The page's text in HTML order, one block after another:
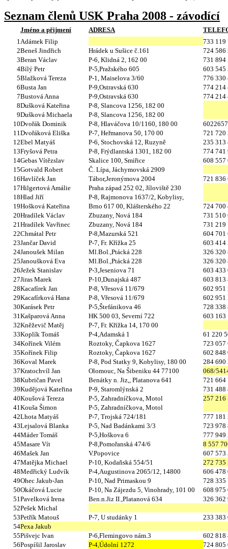
Seznam členů USK Praha 2008 - závodící
Jméno a přijmení ADRESA
1 Adámek Filip
733 119
2Beneš Jindřich Hrádek u Sušice č.161
724 586
3Beran Václav P-6, Klidná 2, 162 00
731 894
4Bílý Petr P-5,Pražského 605
603 545
5Blažková Tereza P-1, Maiselova 3/60
776 330
6Busta Jan P-9,Ostravská 630
774 214
7Bustová Anna P-9,Ostravská 630
774 214
8Dušková Kateřina
P-8, Slancova 1256, 182 00
9Dušková Michaela
P-8, Slancova 1256, 182 00
10Dvořák Dominik P-8, Hlaváčova 10/1160, 180 00
11 Dvořáková Eliška P-7, Heřmanova 50, 170 00
721 720
12Ebel Matyáš P-6, Stochovská 12, Ruzyně
235 313
13Fryšová Petra P-8, Frýdlantská 1301, 182 00
774 741
14Gebas Vítězslav Skalice 100, Smiřice
608 557
15Gotvald Robert
Č. Lípa, Jáchymovská 2909
16Havlíček Jan Tábor,Jeronýmova 2004
721 836
17Hilgertová Amálie
Praha západ 252 02, Jíloviště 230
18Hlad Jiří
P-8, Rajmonova 1637/2, Kobylisy,
19Hošková Kateřina Brno 617 00, Klášterského 22
724 700
20Hradílek Václav Zbuzany, Nová 184
731 510
21 Hradílek Vavřinec Zbuzany, Nová 184
731 219
22Chmátal Petr P-8,Mazurská 521
604 701
23Jančar David P-7, Fr. Křížka 25
603 414
24Janoušek Milan Ml.Bol.,Ptácká 228
326 320
25Janoušková Eva Ml.Bol.,Ptácká 228
326 320
26Ježek Stanislav P-3,Jeseniova 71
603 433
27Jiras Marek P-10,Dunajská 487
603 813
28Kacafírek Jan P-8, Vřesová 11/679
602 951
29Kacafírková Hana P-8, Vřesová 11/679
602 951
30Karásek Petr P-5,Štefánikova 46
728 338
31 Kašparová Anna HK 500 03, Severní 722
603 163
32Kněževič Matěj
P-7, Fr. Křížka 14, 170 00
33Koplík Tomáš P-4,Adamská 1
61 220
34Kořínek Vilém Roztoky, Čapkova 1627
723 057
35Kořínek Filip Roztoky, Čapkova 1627
602 848
36Koval Marek P-8, Pod Statky 9, Kobylisy, 180 00
284 690
37Kratochvíl Jan Olomouc, Na Šibeniku 44 77100
068/
38Kubričan Pavel Benátky n. Jiz,, Platanova 641
721 664
39Kudějová Kateřina P-9, Staromlýnská 2
731 488
40Koušová Tereza P-5, Zahradníčkova, Motol
257 216
41 Kouša Šimon
P-5, Zahradníčkova, Motol
42Lhota Matyáš P-7, Trojská 724/181
777 181
43Lejsalová Blanka P-5, Nad Badánkami 3/3
723 978
44Máder Tomáš P-5,Hoškova 6
777 949
45Masare Vít P-8,Pomořanská 474/6
8 557
46Mašek Jan V.Popovice
607 573
47Matějka Michael P-10, Kodaňská 554/51
272 735
48Medřický Ludvík P-4,Augustinova 2065/12, 14800
606 478
49Ohec Jakub-Jan P-10, Nad Primaskou 9
728 335
50Okáčová Lucie P-10, Na Zájezdu 5, Vinohrady, 101 00
608 975
51 Pavelková Irena Ben.n.Jiz II.,Platanová 634
326 362
52Pešek Michal
53Petřík Matouš P-7, U studánky 1
233 383
54Pexa Jakub
55Pišvejc Ivan P-6,Flemingovo nám.3
602 818
56Pospíšil Jaroslav P-4,Údolní 1272
724 805